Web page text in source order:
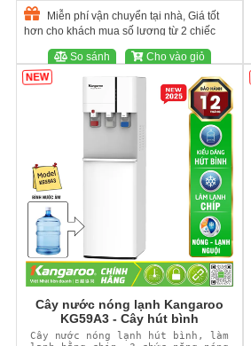
Miễn phí vận chuyển tại nhà, Giá tốt
hơn cho khách mua số lượng từ 2 chiếc
So sánh Cho vào giỏ
NEW
Cây nước nóng lạnh Kangaroo
KG59A3 - Cây hút bình
Cây nước nóng lạnh hút bình, làm